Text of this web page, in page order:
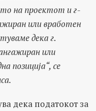
на проектот и г-
или вработен
дека г.
или
позиција“, се
дека податокот за